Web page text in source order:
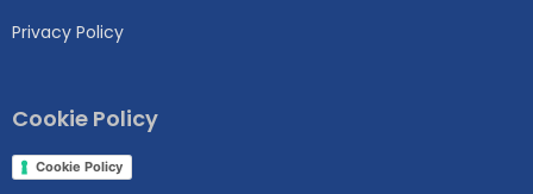
Privacy Policy
Cookie Policy
Cookie Policy